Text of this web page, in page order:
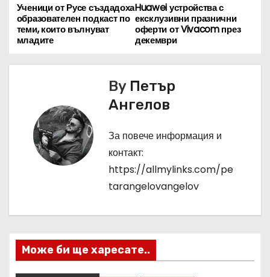
Н
а
в
я
Huawei устройства с
ексклузивни празнични
оферти от Vivacom през
декември
Ученици от Русе създадоха
образователен подкаст по
теми, които вълнуват
младите
By Петър
Ангелов
За повече информация и
контакт:
https://allmylinks.com/pe
tarangelovangelov
Може би ще харесате..